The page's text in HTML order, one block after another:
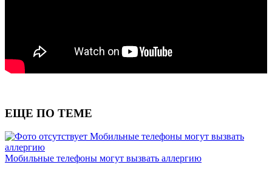
ЕЩЕ ПО ТЕМЕ
Мобильные телефоны могут вызвать
аллергию
Мобильные телефоны могут вызвать аллергию